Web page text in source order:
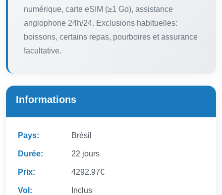
numérique, carte eSIM (≥1 Go), assistance
anglophone 24h/24. Exclusions habituelles:
boissons, certains repas, pourboires et assurance
facultative.
Informations
Pays: Brésil
Durée: 22 jours
Prix: 4292.97€
Vol: Inclus